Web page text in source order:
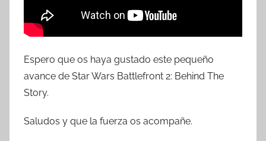
Espero que os haya gustado este pequeño
avance de Star Wars Battlefront 2: Behind The
Story.
Saludos y que la fuerza os acompañe.